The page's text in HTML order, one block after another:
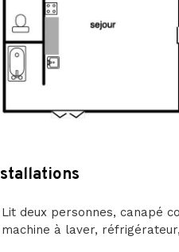
Lit ​​deux personnes, canapé
machine à laver,